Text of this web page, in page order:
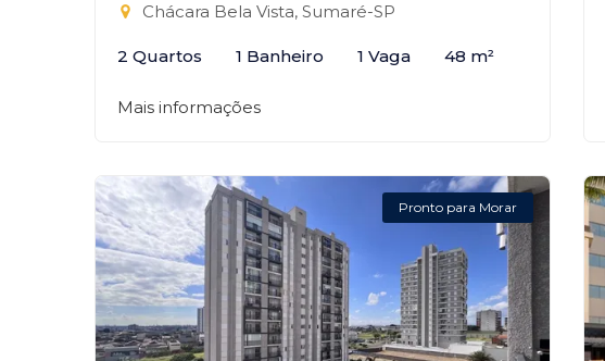
Chácara Bela Vista, Sumaré-SP
2 Quartos 1 Banheiro 1 Vaga 48 m²
Mais informações
Pronto para Morar